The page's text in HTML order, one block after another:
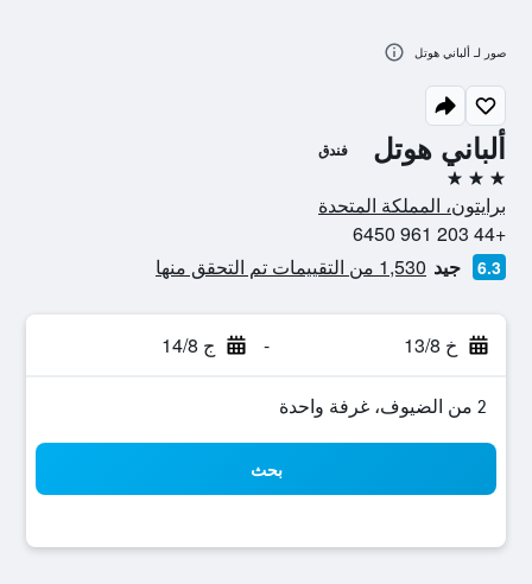
ألباني هوتل فندق
3 نجوم
برايتون، المملكة المتحدة
+44 203 961 6450
6.3 جيد 1,530 من التقييمات تم التحقق منها
خ 13/8 - ج 14/8
2 من الضيوف، غرفة واحدة
بحث
صور لـ ألباني هوتل